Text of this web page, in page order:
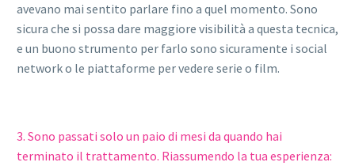
avevano mai sentito parlare fino a quel momento. Sono
sicura che si possa dare maggiore visibilità a questa tecnica,
e un buono strumento per farlo sono sicuramente i social
network o le piattaforme per vedere serie o film.
3. Sono passati solo un paio di mesi da quando hai
terminato il trattamento. Riassumendo la tua esperienza: